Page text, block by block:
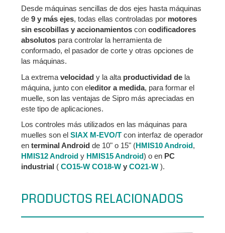
Desde máquinas sencillas de dos ejes hasta máquinas
de 9 y más ejes, todas ellas controladas por motores
sin escobillas y accionamientos con codificadores
absolutos para controlar la herramienta de
conformado, el pasador de corte y otras opciones de
las máquinas.
La extrema velocidad y la alta productividad de la
máquina, junto con eleditor a medida, para formar el
muelle, son las ventajas de Sipro más apreciadas en
este tipo de aplicaciones.
Los controles más utilizados en las máquinas para
muelles son el SIAX M-EVO/T con interfaz de operador
en terminal Android de 10" o 15" (HMIS10 Android,
HMIS12 Android y HMIS15 Android) o en PC
industrial ( CO15-W CO18-W y CO21-W ).
PRODUCTOS RELACIONADOS